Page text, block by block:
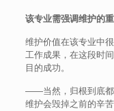
该专业需强调维护的
维护价值在该专业中
工作成果，在这段时
目的成功。
——当然，归根到底都
维护会毁掉之前的辛苦